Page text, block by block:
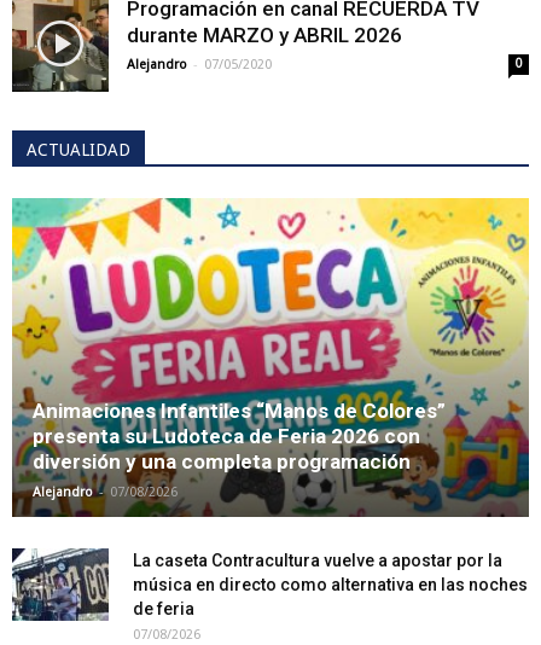
Programación en canal RECUERDA TV
durante MARZO y ABRIL 2026
Alejandro - 07/05/2020 0
ACTUALIDAD
Animaciones Infantiles “Manos de Colores”
presenta su Ludoteca de Feria 2026 con
diversión y una completa programación
Alejandro - 07/08/2026
La caseta Contracultura vuelve a apostar por la
música en directo como alternativa en las noches
de feria
07/08/2026